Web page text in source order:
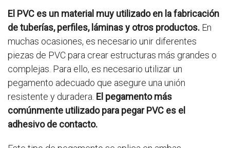
El PVC es un material muy utilizado en la fabricación
de tuberías, perfiles, láminas y otros productos. En
muchas ocasiones, es necesario unir diferentes
piezas de PVC para crear estructuras más grandes o
complejas. Para ello, es necesario utilizar un
pegamento adecuado que asegure una unión
resistente y duradera. El pegamento más
comúnmente utilizado para pegar PVC es el
adhesivo de contacto.